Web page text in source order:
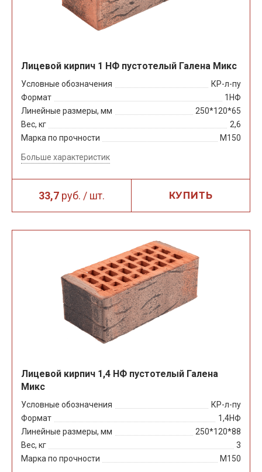
33,7 руб. / шт. КУПИТЬ
Лицевой кирпич 1 НФ пустотелый Галена Микс
Условные обозначения
КР-л-пу
Формат
1НФ
Линейные размеры, мм
250*120*65
Вес, кг
2,6
Марка по прочности
М150
Больше характеристик
Лицевой кирпич 1,4 НФ пустотелый Галена
Микс
Условные обозначения
КР-л-пу
Формат
1,4НФ
Линейные размеры, мм
250*120*88
Вес, кг
3
Марка по прочности
М150